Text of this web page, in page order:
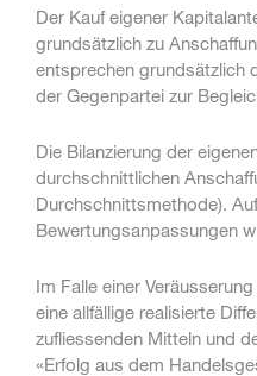
Der Kauf eigener
grundsätzlich zu
entsprechen grundsätzlich
der Gegenpartei zur
Die Bilanzierung der
durchschnittlichen
Durchschnittsmethode).
Bewertungsanpassungen
Im Falle einer
eine allfällige realisierte
zufliessenden Mitteln und
«Erfolg aus dem